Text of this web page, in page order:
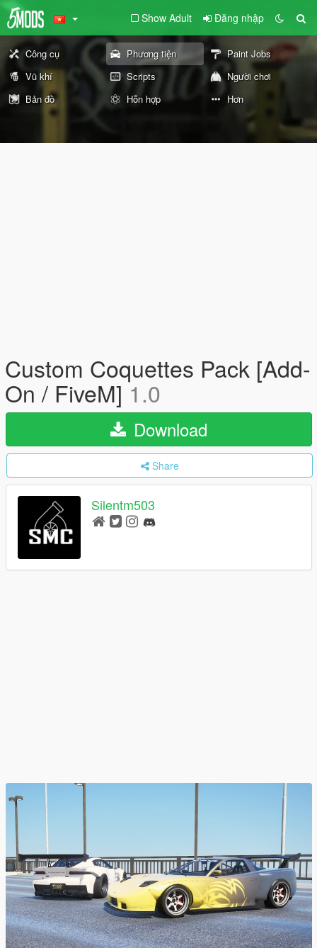
Show Adult Đăng nhập
Công cụ Phương tiện
Paint Jobs
Vũ khí
Scripts
Người chơi
Bản đồ
Hỗn hợp Hơn
Custom Coquettes Pack [Add-
On / FiveM]1.0
Download
Share
Silentm503